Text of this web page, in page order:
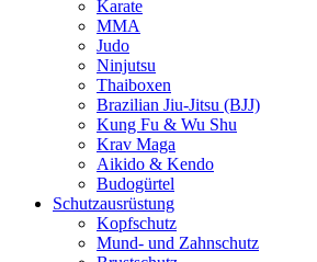
Karate
MMA
Judo
Ninjutsu
Thaiboxen
Brazilian Jiu-Jitsu (BJJ)
Kung Fu & Wu Shu
Krav Maga
Aikido & Kendo
Budogürtel
Schutzausrüstung
Kopfschutz
Mund- und Zahnschutz